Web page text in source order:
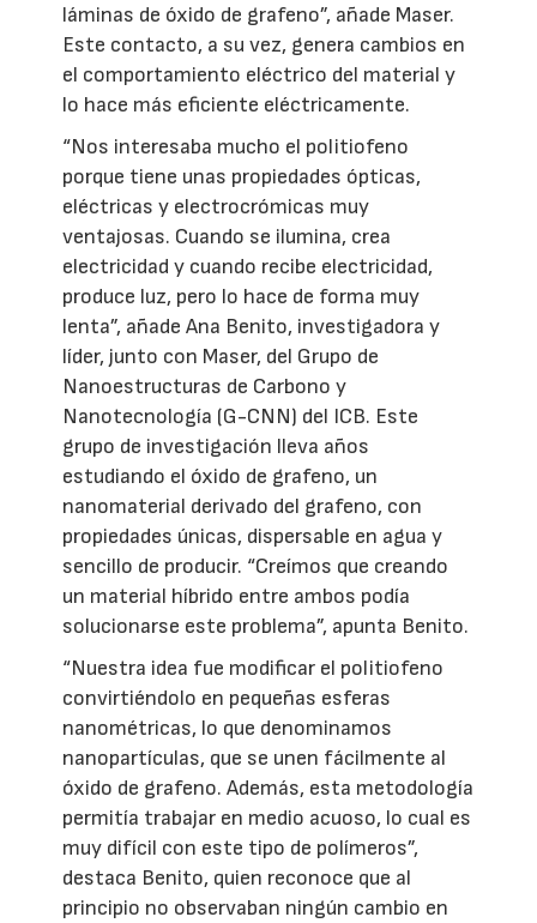
láminas de óxido de grafeno”, añade Maser.
Este contacto, a su vez, genera cambios en
el comportamiento eléctrico del material y
lo hace más eficiente eléctricamente.
“Nos interesaba mucho el politiofeno
porque tiene unas propiedades ópticas,
eléctricas y electrocrómicas muy
ventajosas. Cuando se ilumina, crea
electricidad y cuando recibe electricidad,
produce luz, pero lo hace de forma muy
lenta”, añade Ana Benito, investigadora y
líder, junto con Maser, del Grupo de
Nanoestructuras de Carbono y
Nanotecnología (G-CNN) del ICB. Este
grupo de investigación lleva años
estudiando el óxido de grafeno, un
nanomaterial derivado del grafeno, con
propiedades únicas, dispersable en agua y
sencillo de producir. “Creímos que creando
un material híbrido entre ambos podía
solucionarse este problema”, apunta Benito.
“Nuestra idea fue modificar el politiofeno
convirtiéndolo en pequeñas esferas
nanométricas, lo que denominamos
nanopartículas, que se unen fácilmente al
óxido de grafeno. Además, esta metodología
permitía trabajar en medio acuoso, lo cual es
muy difícil con este tipo de polímeros”,
destaca Benito, quien reconoce que al
principio no observaban ningún cambio en